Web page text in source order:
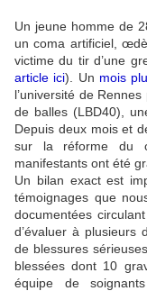
Un jeune homme de
un coma artificiel,
victime du tir d’une
article ici). Un mois
l’université de
de balles (LBD40),
Depuis deux mois et
sur la réforme du
manifestants ont été
Un bilan exact est
témoignages que
documentées
d’évaluer à plusieurs
de blessures
blessées dont 10
équipe de